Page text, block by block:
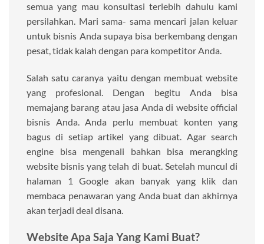
semua yang mau konsultasi terlebih dahulu kami
persilahkan. Mari sama- sama mencari jalan keluar
untuk bisnis Anda supaya bisa berkembang dengan
pesat, tidak kalah dengan para kompetitor Anda.
Salah satu caranya yaitu dengan membuat website
yang profesional. Dengan begitu Anda bisa
memajang barang atau jasa Anda di website official
bisnis Anda. Anda perlu membuat konten yang
bagus di setiap artikel yang dibuat. Agar search
engine bisa mengenali bahkan bisa merangking
website bisnis yang telah di buat. Setelah muncul di
halaman 1 Google akan banyak yang klik dan
membaca penawaran yang Anda buat dan akhirnya
akan terjadi deal disana.
Website Apa Saja Yang Kami Buat?